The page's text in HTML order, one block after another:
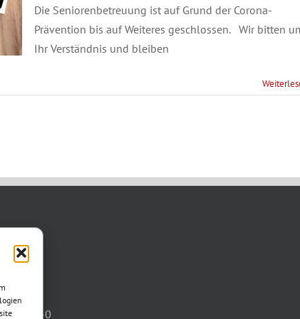
Die Seniorenbetreuung ist auf Grund der Corona-
Prävention bis auf Weiteres geschlossen. Wir bitten
Ihr Verständnis und bleiben
3077-0